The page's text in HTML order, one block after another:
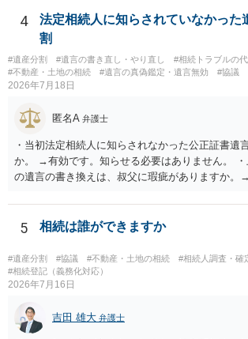
揃える必要があります。その点是非御注意くださ
4
法定相続人に知らされていなかった
割
#遺産分割 #遺言の書き直し・やり直し
#相続トラブルの
#不動産・土地の相続
#遺言の真偽鑑定・遺言無効 #協議
2026年7月18日
匿名A 弁護士
・当初法定相続人に知らされなかった公正証書遺
か。 →有効です。知らせる必要はありません。
の遺言の書き換えは、叔父に瑕疵がありますか。
ますか。 →本人が自由に決められますので、どこ
です。客観的な基準もありません。 ・できれば
することはできますか。 →分割を拒否するという
ないということでしょうか。遺言で、受取を指定
と拒否することはできます。理由を説明する必要
5 相続は誰ができますか
#遺産分割 #協議 #不動産・土地の相続
#相続人調査・確
#相続登記（義務化対応）
2026年7月16日
吉田 雄大 弁護士